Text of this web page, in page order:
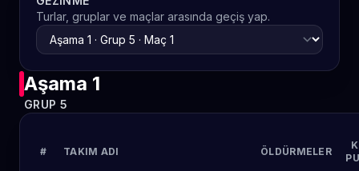
Turlar, gruplar ve maçlar arasında geçiş yap.
Aşama 1
GRUP 5
# TAKIM ADI ÖLDÜRMELER